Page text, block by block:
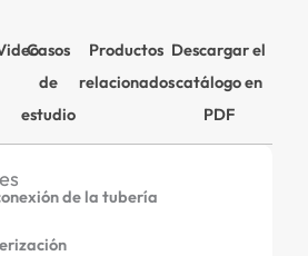
Casos
de
estudio
Productos
relacionados
Descargar el
catálogo en
PDF
de la tubería